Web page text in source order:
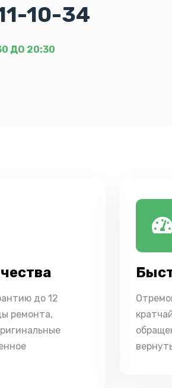
10-34
ДО 20:30
до 12
ремонта,